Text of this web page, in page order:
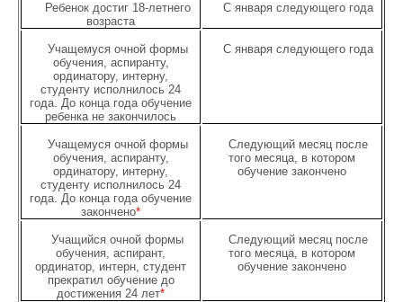
Ребенок достиг 18-летнего
возраста
С января следующего года
Учащемуся очной формы
обучения, аспиранту,
ординатору, интерну,
студенту исполнилось 24
года. До конца года обучение
ребенка не закончилось
С января следующего года
Учащемуся очной формы
обучения, аспиранту,
ординатору, интерну,
студенту исполнилось 24
года. До конца года обучение
закончено*
Следующий месяц после
того месяца, в котором
обучение закончено
Учащийся очной формы
обучения, аспирант,
ординатор, интерн, студент
прекратил обучение до
достижения 24 лет*
Следующий месяц после
того месяца, в котором
обучение закончено